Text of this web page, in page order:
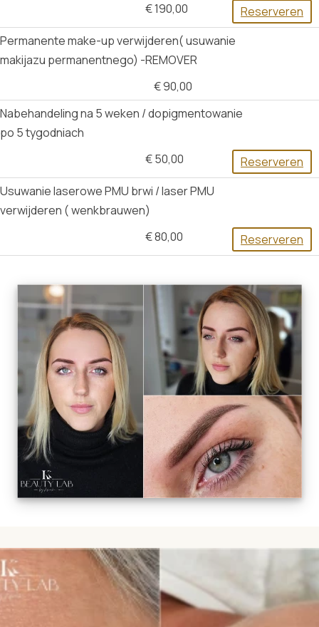
Reserveren
€ 190,00
Permanente make-up verwijderen( usuwanie
makijazu permanentnego) -REMOVER
€ 90,00
Nabehandeling na 5 weken / dopigmentowanie
po 5 tygodniach
Reserveren
€ 50,00
Usuwanie laserowe PMU brwi / laser PMU
verwijderen ( wenkbrauwen)
Reserveren
€ 80,00